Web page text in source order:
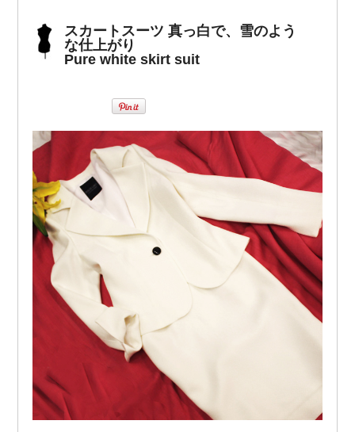
スカートスーツ 真っ白で、雪のよう
な仕上がり
Pure white skirt suit